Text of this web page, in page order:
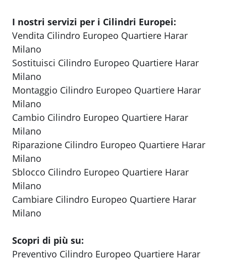
I nostri servizi per i Cilindri Europei:
Vendita Cilindro Europeo Quartiere Harar
Milano
Sostituisci Cilindro Europeo Quartiere Harar
Milano
Montaggio Cilindro Europeo Quartiere Harar
Milano
Cambio Cilindro Europeo Quartiere Harar
Milano
Riparazione Cilindro Europeo Quartiere Harar
Milano
Sblocco Cilindro Europeo Quartiere Harar
Milano
Cambiare Cilindro Europeo Quartiere Harar
Milano
Scopri di più su:
Preventivo Cilindro Europeo Quartiere Harar